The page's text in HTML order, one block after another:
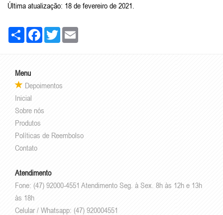
Última atualização: 18 de fevereiro de 2021.
Share FacebookTwitter
Menu
Depoimentos
Inicial
Sobre nós
Produtos
Políticas de Reembolso
Contato
Atendimento
Fone: (47) 92000-4551 Atendimento Seg. à Sex. 8h às 12h e 13h
às 18h
Celular / Whatsapp: (47) 920004551